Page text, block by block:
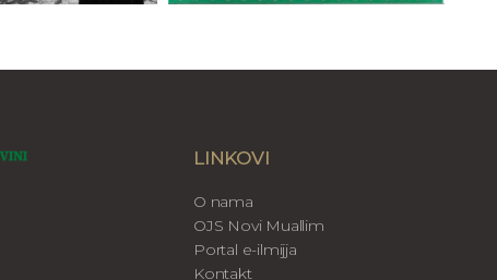
LINKOVI
O nama
OJS Novi Muallim
Portal e-ilmijja
Kontakt